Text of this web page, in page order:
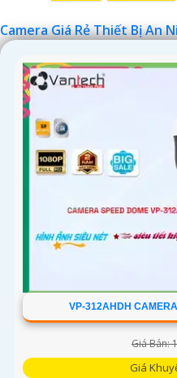
Camera Giá Rẻ Thiết Bị An
VP-312AHDH
Giá Bán:
Giá